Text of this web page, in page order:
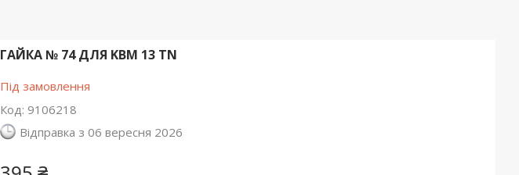
ГАЙКА № 74 ДЛЯ KBM 13 TN
Під замовлення
Код: 9106218
Відправка з 06 вересня 2026